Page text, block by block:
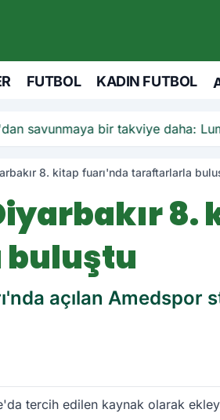
FUTBOL KADIN FUTBOL
savunmaya bir takviye daha:
8. kitap fuarı'nda taraftarlarla
8.
açılan Amedspor
tercih edilen kaynak olarak